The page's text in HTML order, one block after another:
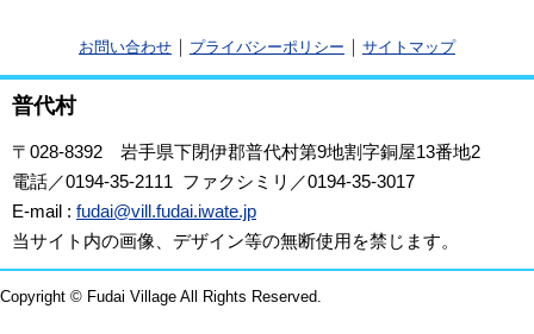
お問い合わせ ｜ プライバシーポリシー ｜ サイトマップ
普代村
〒028-8392 岩手県下閉伊郡普代村第9地割字銅屋13番地2
電話／0194-35-2111 ファクシミリ／0194-35-3017
E-mail : fudai@vill.fudai.iwate.jp
当サイト内の画像、デザイン等の無断使用を禁じます。
Copyright © Fudai Village All Rights Reserved.